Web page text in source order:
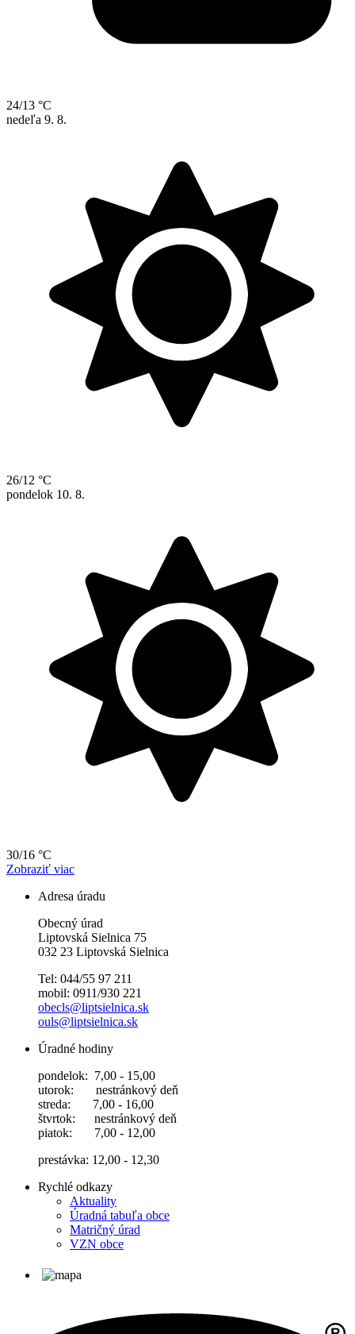
24/13 °C
nedeľa 9. 8.
26/12 °C
pondelok 10. 8.
30/16 °C
Zobraziť viac
Adresa úradu
Obecný úrad
Liptovská Sielnica 75
032 23 Liptovská Sielnica
Tel: 044/55 97 211
mobil: 0911/930 221
obecls@liptsielnica.sk
ouls@liptsielnica.sk
Úradné hodiny
pondelok: 7,00 - 15,00
utorok: nestránkový deň
streda: 7,00 - 16,00
štvrtok: nestránkový deň
piatok: 7,00 - 12,00
prestávka: 12,00 - 12,30
Rychlé odkazy
Aktuality
Úradná tabuľa obce
Matričný úrad
VZN obce